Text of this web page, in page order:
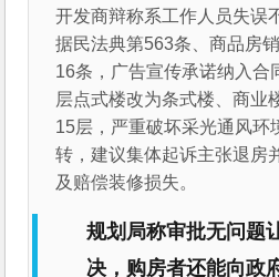
开发商辩称系工作人员失误
据民法典第563条、商品房
16条，广告宣传承诺纳入合
层点式楼改为条式楼、商业
15层，严重破坏采光通风环
转，建议集体起诉主张退房
及赔偿装修损失。
规划局称审批无问题
决，购房者还能向政